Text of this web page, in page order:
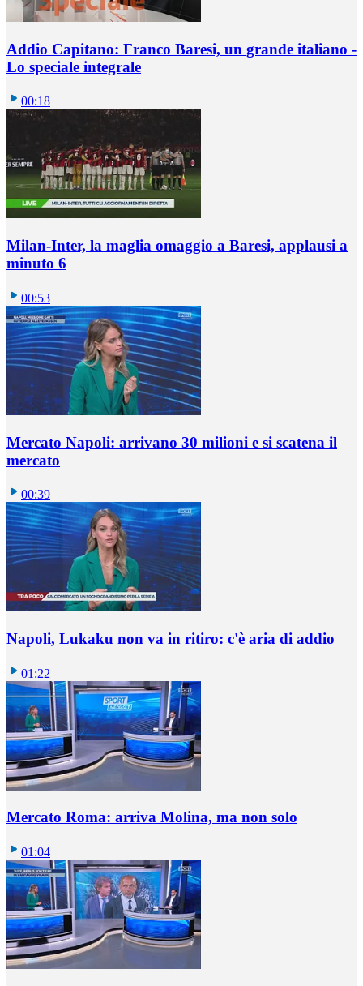
Addio Capitano: Franco Baresi, un grande italiano -
Lo speciale integrale
00:18
Milan-Inter, la maglia omaggio a Baresi, applausi a
minuto 6
00:53
Mercato Napoli: arrivano 30 milioni e si scatena il
mercato
00:39
Napoli, Lukaku non va in ritiro: c'è aria di addio
01:22
Mercato Roma: arriva Molina, ma non solo
01:04